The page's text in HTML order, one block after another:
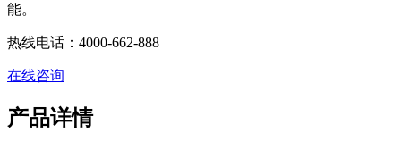
能。
热线电话：4000-662-888
在线咨询
产品详情